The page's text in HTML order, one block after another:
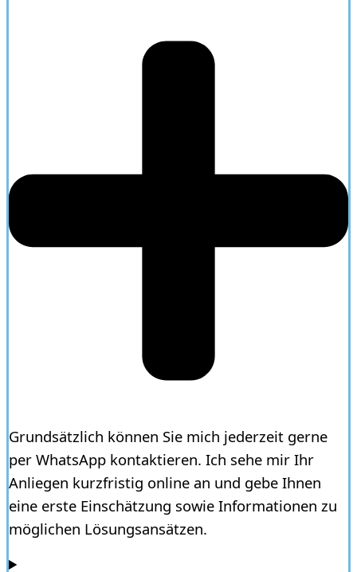
Grundsätzlich können Sie mich jederzeit gerne
per WhatsApp kontaktieren. Ich sehe mir Ihr
Anliegen kurzfristig online an und gebe Ihnen
eine erste Einschätzung sowie Informationen zu
möglichen Lösungsansätzen.